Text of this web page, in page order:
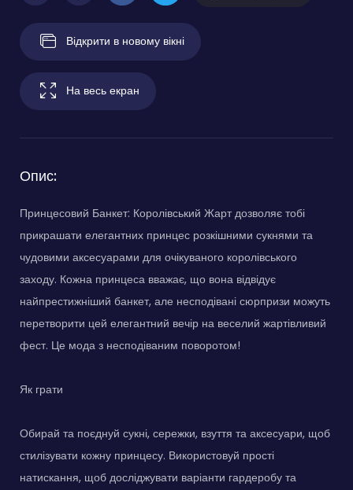
Відкрити в новому вікні
На весь екран
Опис:
Принцесовий Банкет: Королівський Жарт дозволяє тобі
прикрашати елегантних принцес розкішними сукнями та
чудовими аксесуарами для очікуваного королівського
заходу. Кожна принцеса вважає, що вона відвідує
найпрестижніший банкет, але несподівані сюрпризи можуть
перетворити цей елегантний вечір на веселий жартівливий
фест. Це мода з несподіваним поворотом!
Як грати
Обирай та поєднуй сукні, сережки, взуття та аксесуари, щоб
стилізувати кожну принцесу. Використовуй прості
натискання, щоб досліджувати варіанти гардеробу та